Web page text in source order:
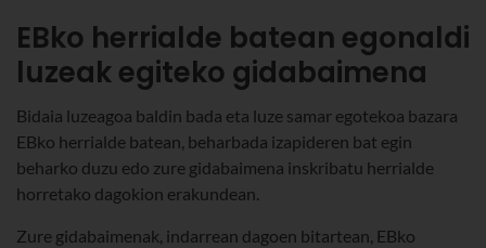
EBko herrialde batean egonaldi
luzeak egiteko gidabaimena
Bidaia luzeagoa baldin bada eta luze samar egotekoa bazara
EBko herrialde batean, beharbada izapideren bat egin
beharko duzu edo zure gidabaimena inskribatu herrialde
horretako dagokion erakundean.
Zure gidabaimenak, indarrean dagoen bitartean, EBko